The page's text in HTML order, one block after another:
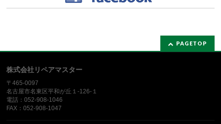
PAGETOP
株式会社リペアマスター
〒465-0097
名古屋市名東区平和が丘１-126-１
電話：052-908-1046
FAX：052-908-1047